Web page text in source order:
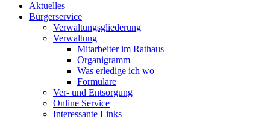
Aktuelles
Bürgerservice
Verwaltungsgliederung
Verwaltung
Mitarbeiter im Rathaus
Organigramm
Was erledige ich wo
Formulare
Ver- und Entsorgung
Online Service
Interessante Links